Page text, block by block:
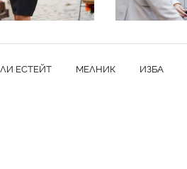
ЕСТЕЙТ МЕЛНИК ИЗБА